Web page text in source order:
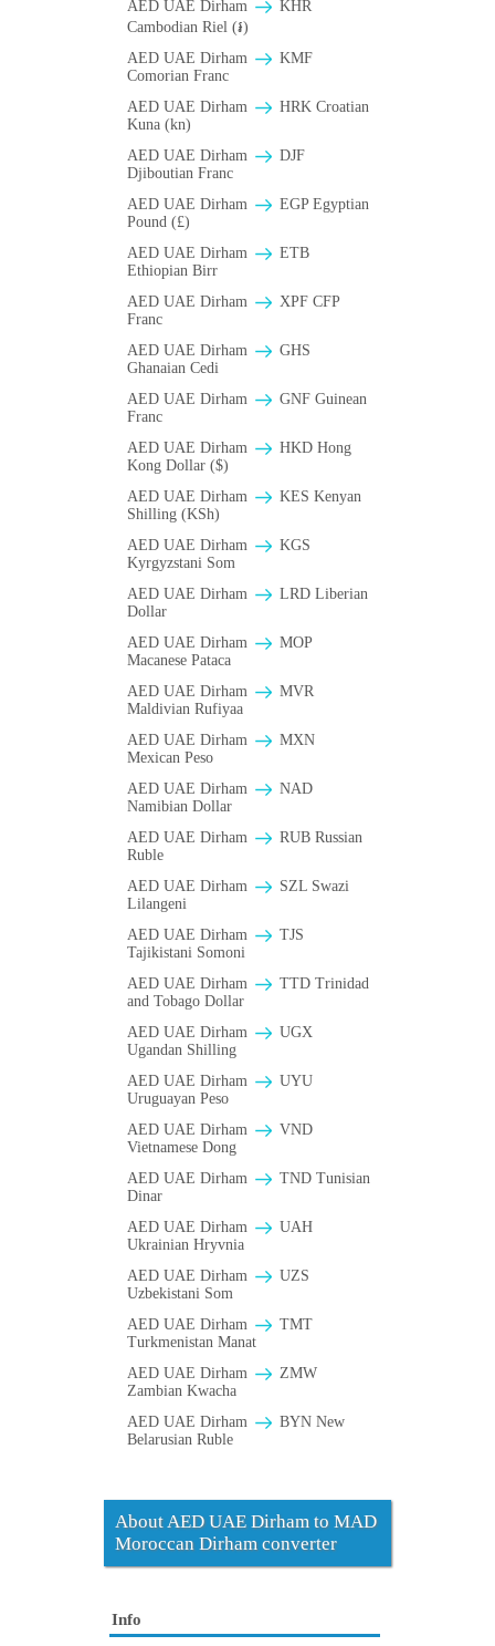
AED UAE Dirham
KHR
Cambodian Riel (៛)
AED UAE Dirham
KMF
Comorian Franc
AED UAE Dirham
HRK Croatian
Kuna (kn)
AED UAE Dirham
DJF
Djiboutian Franc
AED UAE Dirham
EGP Egyptian
Pound (£)
AED UAE Dirham
ETB
Ethiopian Birr
AED UAE Dirham
XPF CFP
Franc
AED UAE Dirham
GHS
Ghanaian Cedi
AED UAE Dirham
GNF Guinean
Franc
AED UAE Dirham
HKD Hong
Kong Dollar ($)
AED UAE Dirham
KES Kenyan
Shilling (KSh)
AED UAE Dirham
KGS
Kyrgyzstani Som
AED UAE Dirham
LRD Liberian
Dollar
AED UAE Dirham
MOP
Macanese Pataca
AED UAE Dirham
MVR
Maldivian Rufiyaa
AED UAE Dirham
MXN
Mexican Peso
AED UAE Dirham
NAD
Namibian Dollar
AED UAE Dirham
RUB Russian
Ruble
AED UAE Dirham
SZL Swazi
Lilangeni
AED UAE Dirham
TJS
Tajikistani Somoni
AED UAE Dirham
TTD Trinidad
and Tobago Dollar
AED UAE Dirham
UGX
Ugandan Shilling
AED UAE Dirham
UYU
Uruguayan Peso
AED UAE Dirham
VND
Vietnamese Dong
AED UAE Dirham
TND Tunisian
Dinar
AED UAE Dirham
UAH
Ukrainian Hryvnia
AED UAE Dirham
UZS
Uzbekistani Som
AED UAE Dirham
TMT
Turkmenistan Manat
AED UAE Dirham
ZMW
Zambian Kwacha
AED UAE Dirham
BYN New
Belarusian Ruble
About AED UAE Dirham to MAD
Moroccan Dirham converter
Info